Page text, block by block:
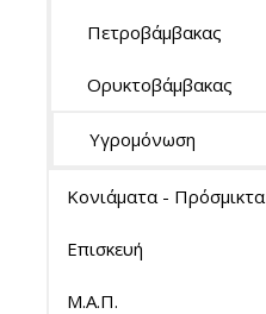
Πετροβάμβακας
Ορυκτοβάμβακας
Υγρομόνωση
Κονιάματα - Πρόσμικτα
Επισκευή
Μ.Α.Π.